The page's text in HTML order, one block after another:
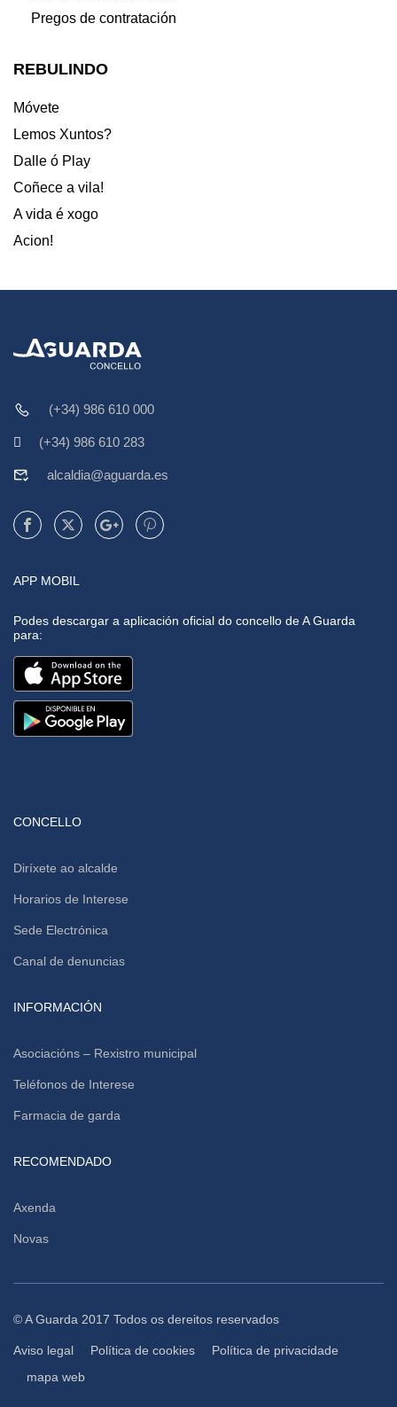
Pregos de contratación
REBULINDO
Móvete
Lemos Xuntos?
Dalle ó Play
Coñece a vila!
A vida é xogo
Acion!
(+34) 986 610 000
(+34) 986 610 283
alcaldia@aguarda.es
APP MOBIL
Podes descargar a aplicación oficial do concello de A Guarda
para:
CONCELLO
Diríxete ao alcalde
Horarios de Interese
Sede Electrónica
Canal de denuncias
INFORMACIÓN
Asociacións – Rexistro municipal
Teléfonos de Interese
Farmacia de garda
RECOMENDADO
Axenda
Novas
© A Guarda 2017 Todos os dereitos reservados
Aviso legal Política de cookies
Política de privacidade
mapa web